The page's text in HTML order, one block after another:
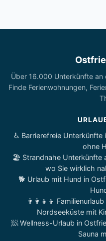
Über 16.000 Unterkünfte an
Finde Ferienwohnungen,
♿ Barrierefreie
ohne
🏖️ Strandnahe Unterkünfte
wo Sie wirklich
🐕 Urlaub mit Hund in
👨‍👩‍👧‍👦
Nordseeküste mit
🧖 Wellness-Urlaub in
Sauna